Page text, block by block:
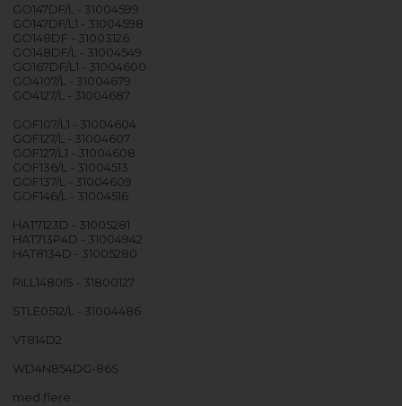
GO147DF/L - 31004599
GO147DF/L1 - 31004598
GO148DF - 31003126
GO148DF/L - 31004549
GO167DF/L1 - 31004600
GO4107/L - 31004679
GO4127/L - 31004687
GOF107/L1 - 31004604
GOF127/L - 31004607
GOF127/L1 - 31004608
GOF136/L - 31004513
GOF137/L - 31004609
GOF146/L - 31004516
HAT7123D - 31005281
HAT713P4D - 31004942
HAT8134D - 31005280
RILL1480IS - 31800127
STLE0512/L - 31004486
VT814D2
WD4N854DG-86S
med flere…